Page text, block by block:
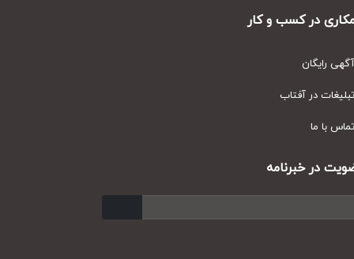
در کسب و کار
رایگان
در آفتاب
با ما
در خبرنامه